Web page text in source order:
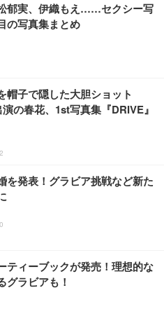
郁実、伊織もえ……セクシー写
の写真集まとめ
帽子で隠した大胆ショット
の春花、1st写真集『DRIVE』
を発表！グラビア挑戦など新た
ティーブックが発売！理想的な
グラビアも！